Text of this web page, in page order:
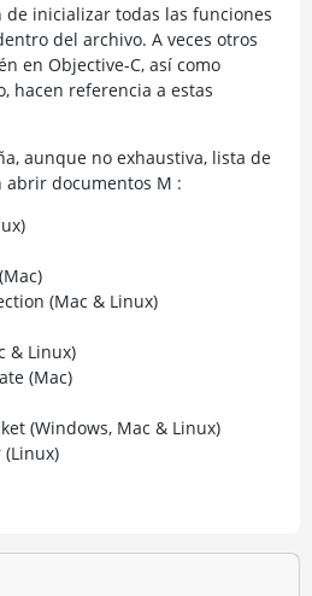
de inicializar todas las funciones
del archivo. A veces otros
en Objective-C, así como
hacen referencia a estas
aunque no exhaustiva, lista de
documentos M :
(Mac & Linux)
& Linux)
(Mac)
(Windows, Mac & Linux)